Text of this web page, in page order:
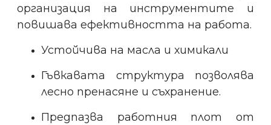
организация на инструментите и
повишава ефективността на работа.
Устойчива на масла и химикали
Гъвкавата структура позволява
лесно пренасяне и съхранение.
Предпазва работния плот от